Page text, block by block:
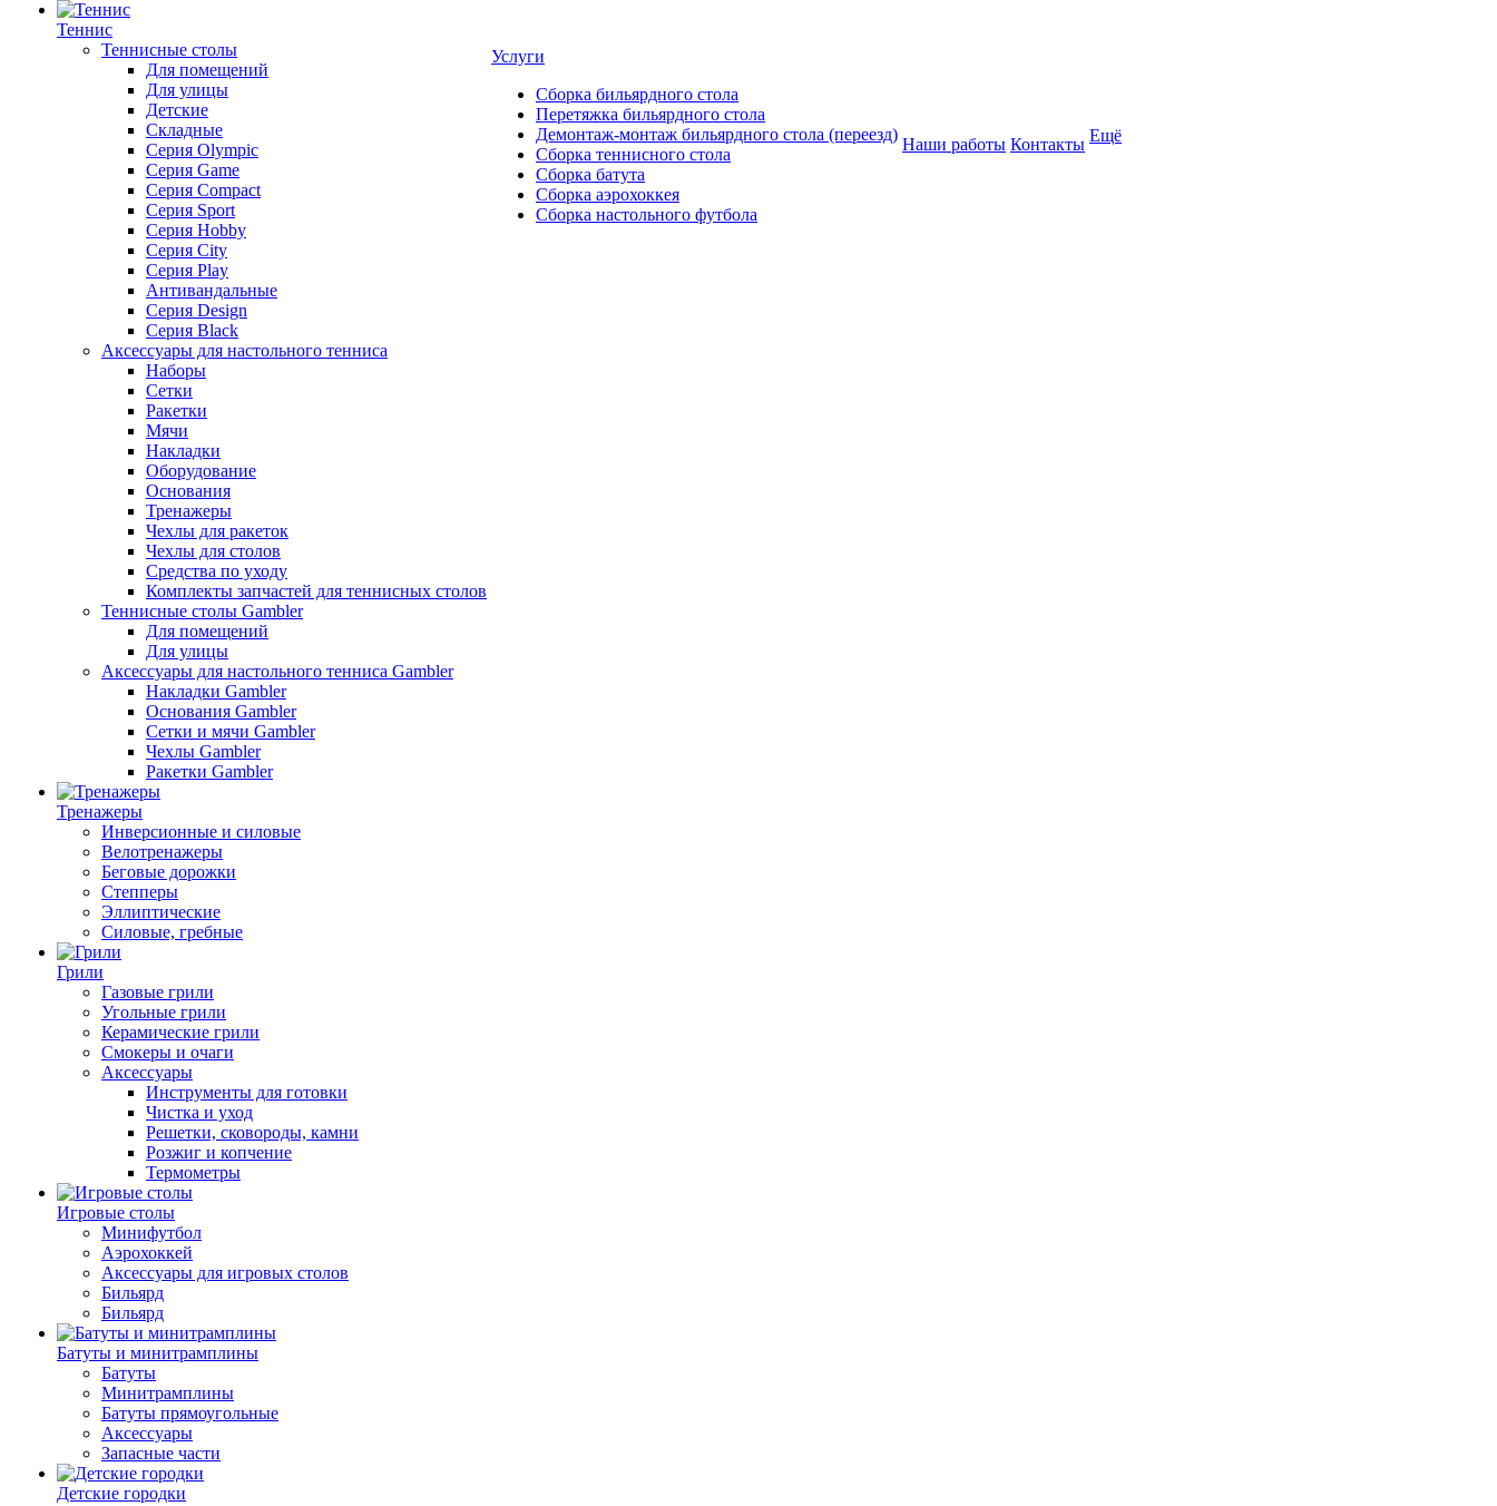
Теннис
Теннисные столы
Для помещений
Для улицы
Детские
Складные
Серия Olympic
Серия Game
Серия Compact
Серия Sport
Серия Hobby
Серия City
Серия Play
Антивандальные
Серия Design
Серия Black
Аксессуары для настольного тенниса
Наборы
Сетки
Ракетки
Мячи
Накладки
Оборудование
Основания
Тренажеры
Чехлы для ракеток
Чехлы для столов
Средства по уходу
Комплекты запчастей для теннисных столов
Теннисные столы Gambler
Для помещений
Для улицы
Аксессуары для настольного тенниса Gambler
Накладки Gambler
Основания Gambler
Сетки и мячи Gambler
Чехлы Gambler
Ракетки Gambler
Тренажеры
Инверсионные и силовые
Велотренажеры
Беговые дорожки
Степперы
Эллиптические
Силовые, гребные
Грили
Газовые грили
Угольные грили
Керамические грили
Смокеры и очаги
Аксессуары
Инструменты для готовки
Чистка и уход
Решетки, сковороды, камни
Розжиг и копчение
Термометры
Игровые столы
Минифутбол
Аэрохоккей
Аксессуары для игровых столов
Бильяpд
Бильяpд
Батуты и минитрамплины
Батуты
Минитрамплины
Батуты прямоугольные
Аксессуары
Запасные части
Детские городки
Услуги
Сборка бильярдного стола
Перетяжка бильярдного стола
Демонтаж-монтаж бильярдного стола (переезд)
Сборка теннисного стола
Сборка батута
Сборка аэрохоккея
Сборка настольного футбола
Наши работы Контакты Ещё